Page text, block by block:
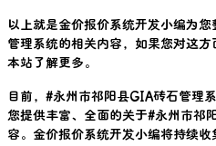
以上就是金价报价系统开发小编为您
管理系统的相关内容，如果您对这
本站了解更多。
目前，#永州市祁阳县GIA砖石管理
您提供丰富、全面的关于#永州市祁
容。金价报价系统开发小编将持续收